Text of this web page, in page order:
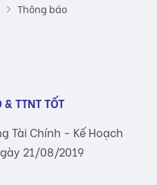
Thông báo
& TTNT TỐT
Tài Chính - Kế Hoạch
21/08/2019